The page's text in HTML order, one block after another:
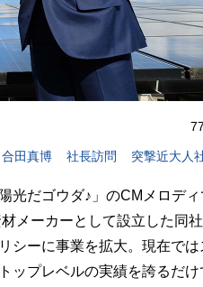
合田真博 社長訪問 突撃近大人
光だゴウダ♪」のCMメロデ
メーカーとして設立した同
シーに事業を拡大。現在では
ップレベルの実績を誇るだけ